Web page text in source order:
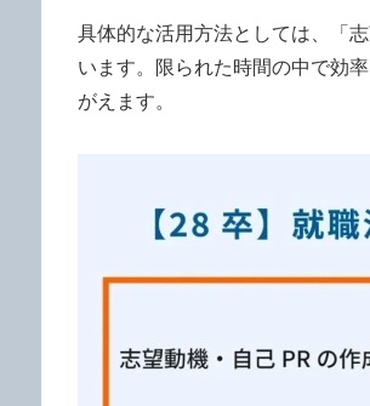
具体的な活用方法としては、「
います。限られた時間の中で効
がえます。